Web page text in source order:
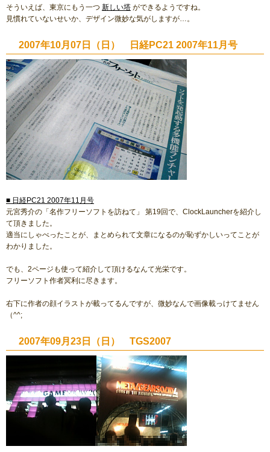
そういえば、東京にもう一つ 新しい塔 ができるようですね。
見慣れていないせいか、デザイン微妙な気がしますが…。
2007年10月07日（日） 日経PC21 2007年11月号
■ 日経PC21 2007年11月号
元宮秀介の「名作フリーソフトを訪ねて」 第19回で、ClockLauncherを紹介し
て頂きました。
適当にしゃべったことが、まとめられて文章になるのが恥ずかしいってことが
わかりました。
でも、2ページも使って紹介して頂けるなんて光栄です。
フリーソフト作者冥利に尽きます。
右下に作者の顔イラストが載ってるんですが、微妙なんで画像載っけてません
（^^;
2007年09月23日（日） TGS2007